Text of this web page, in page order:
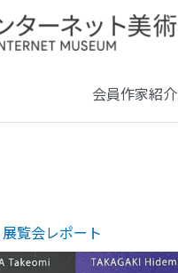
会員作家紹介
展覧会レポート